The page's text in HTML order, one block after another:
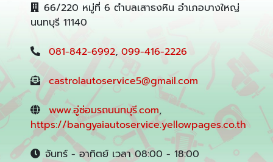
66/220 หมู่ที่ 6 ตำบลเสาธงหิน อำเภอบางใหญ่
นนทบุรี 11140
081-842-6992, 099-416-2226
castrolautoservice5@gmail.com
www.อู่ซ่อมรถนนทบุรี.com,
https://bangyaiautoservice.yellowpages.co.th
จันทร์ - อาทิตย์ เวลา 08:00 - 18:00